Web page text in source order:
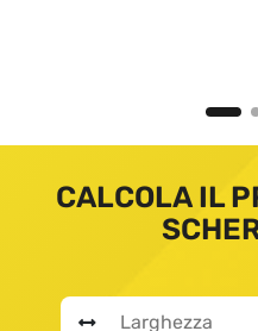
CALCOLA IL